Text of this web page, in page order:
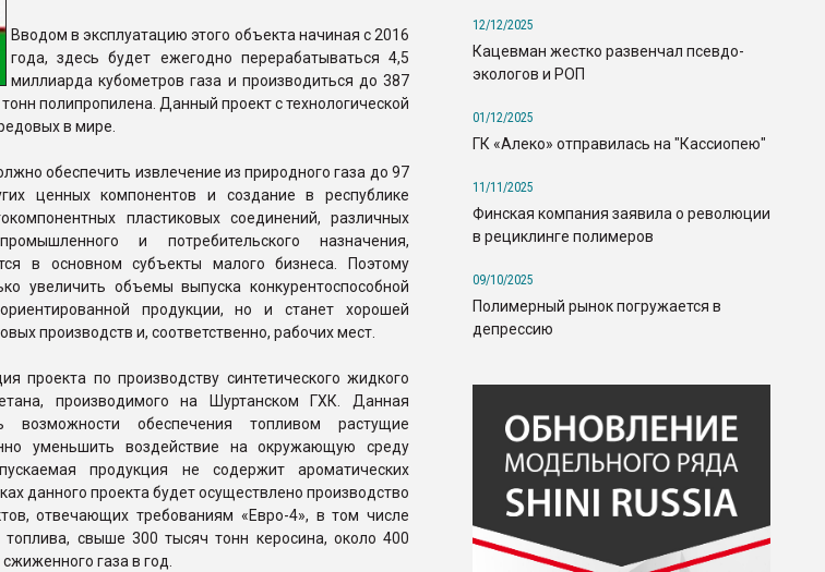
Вводом в эксплуатацию этого объекта начиная с 2016
года, здесь будет ежегодно перерабатываться 4,5
миллиарда кубометров газа и производиться до 387
полипропилена. Данный проект с технологической
в мире.
обеспечить извлечение из природного газа до 97
ценных компонентов и создание в республике
пластиковых соединений, различных
и потребительского назначения,
в основном субъекты малого бизнеса. Поэтому
увеличить объемы выпуска конкурентоспособной
продукции, но и станет хорошей
производств и, соответственно, рабочих мест.
проекта по производству синтетического жидкого
производимого на Шуртанском ГХК. Данная
возможности обеспечения топливом растущие
уменьшить воздействие на окружающую среду
продукция не содержит ароматических
данного проекта будет осуществлено производство
отвечающих требованиям «Евро-4», в том числе
свыше 300 тысяч тонн керосина, около 400
газа в год.
12/12/2025
Кацевман жестко развенчал псевдо-
экологов и РОП
01/12/2025
ГК «Алеко» отправилась на "Кассиопею"
11/11/2025
Финская компания заявила о революции
в рециклинге полимеров
09/10/2025
Полимерный рынок погружается в
депрессию